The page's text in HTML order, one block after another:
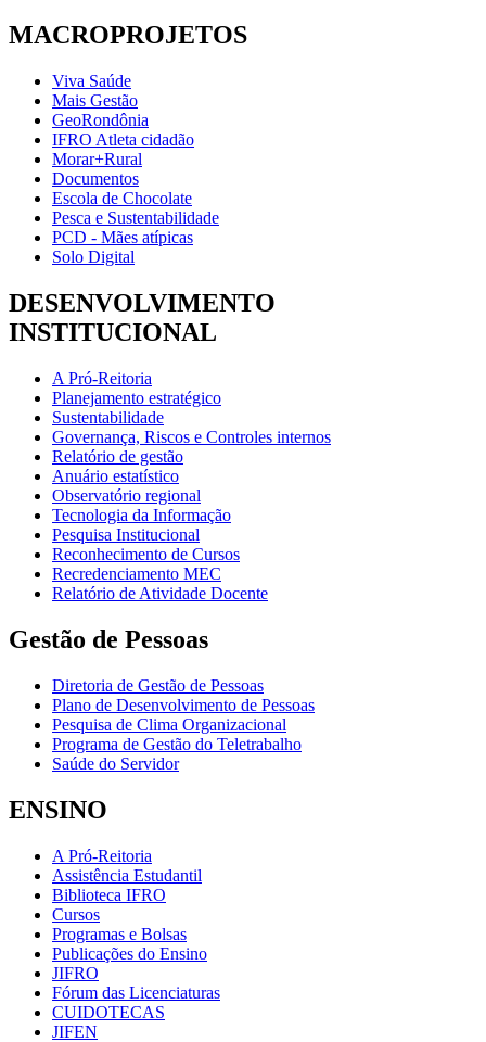
MACROPROJETOS
Viva Saúde
Mais Gestão
GeoRondônia
IFRO Atleta cidadão
Morar+Rural
Documentos
Escola de Chocolate
Pesca e Sustentabilidade
PCD - Mães atípicas
Solo Digital
DESENVOLVIMENTO
INSTITUCIONAL
A Pró-Reitoria
Planejamento estratégico
Sustentabilidade
Governança, Riscos e Controles internos
Relatório de gestão
Anuário estatístico
Observatório regional
Tecnologia da Informação
Pesquisa Institucional
Reconhecimento de Cursos
Recredenciamento MEC
Relatório de Atividade Docente
Gestão de Pessoas
Diretoria de Gestão de Pessoas
Plano de Desenvolvimento de Pessoas
Pesquisa de Clima Organizacional
Programa de Gestão do Teletrabalho
Saúde do Servidor
ENSINO
A Pró-Reitoria
Assistência Estudantil
Biblioteca IFRO
Cursos
Programas e Bolsas
Publicações do Ensino
JIFRO
Fórum das Licenciaturas
CUIDOTECAS
JIFEN